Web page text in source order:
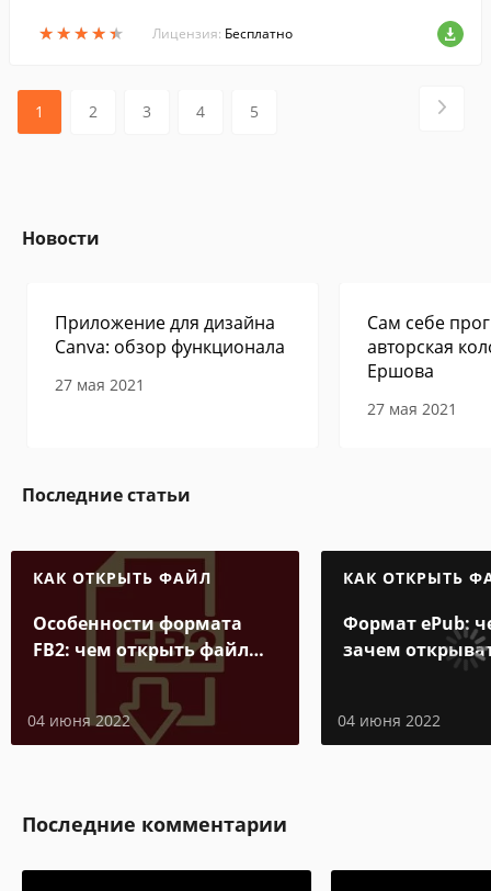
★★★★★
★★★★★ Лицензия: Бесплатно
1 2 3 4 5
Новости
Приложение для дизайна
Canva: обзор функционала
27 мая 2021
Сам себе
авторская
Ершова
27 мая 2021
Последние статьи
КАК ОТКРЫТЬ ФАЙЛ
Особенности формата
FB2: чем открыть файл
электронной книги
04 июня 2022
КАК ОТКРЫТЬ
Формат ePub:
зачем
04 июня 2022
Последние комментарии